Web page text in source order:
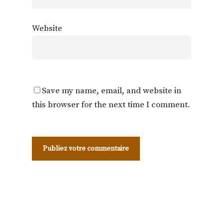
Website
Save my name, email, and website in
this browser for the next time I comment.